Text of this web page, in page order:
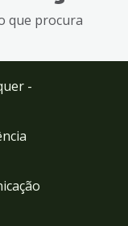
que procura
-